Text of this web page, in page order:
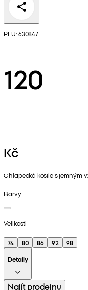
PLU: 630847
120
Kč
Chlapecká košile s jemným
Barvy
Velikosti
74 80 86 92
98
Detaily
Najít prodejnu